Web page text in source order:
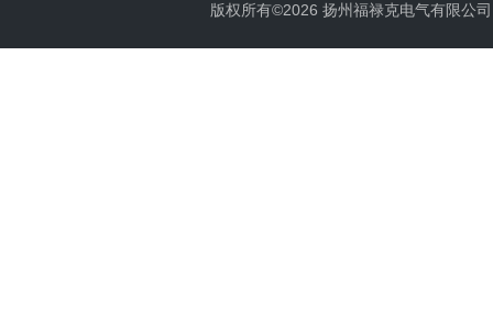
版权所有©2026 扬州福禄克电气有限公